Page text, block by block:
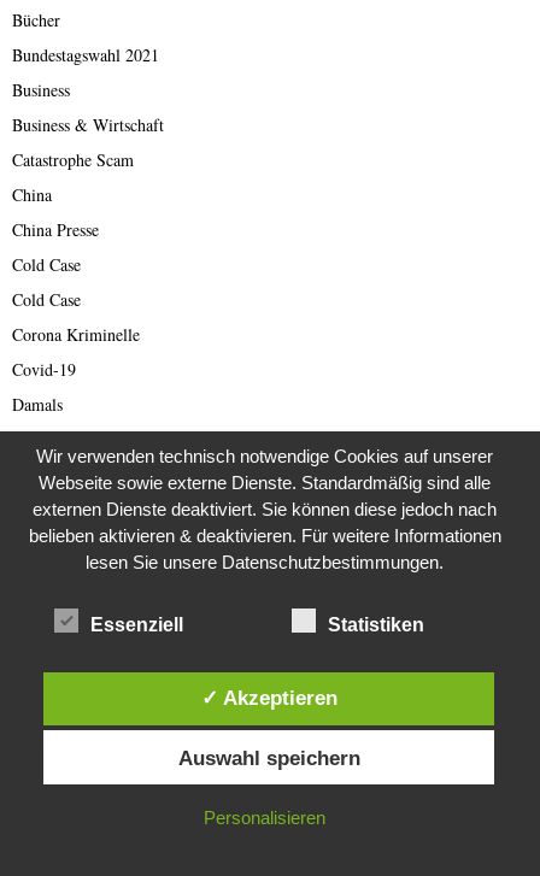
Bücher
Bundestagswahl 2021
Business
Business & Wirtschaft
Catastrophe Scam
China
China Presse
Cold Case
Cold Case
Corona Kriminelle
Covid-19
Damals
Dating Scam
DDR
Der Darknetreporter
Deutschland
Energie
Diese Website verwendet Cookies. Durch die weitere Nutzung dieser
Website stimmst du der Verwendung von Cookies zu.
IN ORDNUNG
Wir verwenden technisch notwendige Cookies auf unserer
Webseite sowie externe Dienste. Standardmäßig sind alle
externen Dienste deaktiviert. Sie können diese jedoch nach
belieben aktivieren & deaktivieren. Für weitere Informationen
lesen Sie unsere Datenschutzbestimmungen.
Essenziell Statistiken
✓ Akzeptieren
Auswahl speichern
Personalisieren